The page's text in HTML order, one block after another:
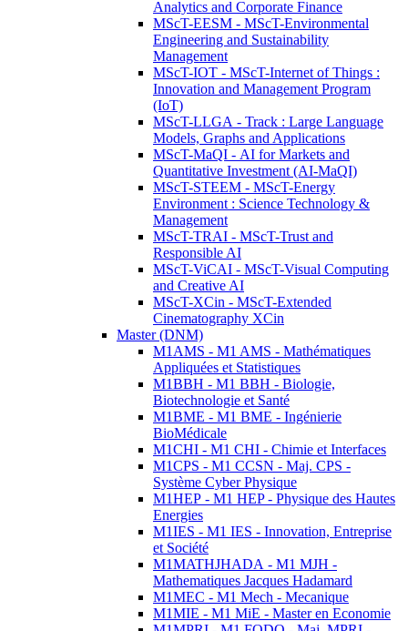
Analytics and Corporate Finance
MScT-EESM - MScT-Environmental
Engineering and Sustainability
Management
MScT-IOT - MScT-Internet of Things :
Innovation and Management Program
(IoT)
MScT-LLGA - Track : Large Language
Models, Graphs and Applications
MScT-MaQI - AI for Markets and
Quantitative Investment (AI-MaQI)
MScT-STEEM - MScT-Energy
Environment : Science Technology &
Management
MScT-TRAI - MScT-Trust and
Responsible AI
MScT-ViCAI - MScT-Visual Computing
and Creative AI
MScT-XCin - MScT-Extended
Cinematography XCin
Master (DNM)
M1AMS - M1 AMS - Mathématiques
Appliquées et Statistiques
M1BBH - M1 BBH - Biologie,
Biotechnologie et Santé
M1BME - M1 BME - Ingénierie
BioMédicale
M1CHI - M1 CHI - Chimie et Interfaces
M1CPS - M1 CCSN - Maj. CPS -
Système Cyber Physique
M1HEP - M1 HEP - Physique des Hautes
Energies
M1IES - M1 IES - Innovation, Entreprise
et Société
M1MATHJHADA - M1 MJH -
Mathematiques Jacques Hadamard
M1MEC - M1 Mech - Mecanique
M1MIE - M1 MiE - Master en Economie